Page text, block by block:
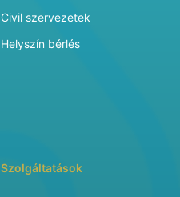
Civil szervezetek
Helyszín bérlés
Szolgáltatások